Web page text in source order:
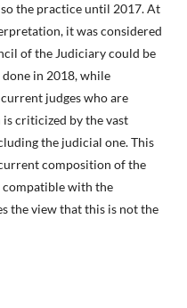
the practice until 2017. At
it was considered
of the Judiciary could be
done in 2018, while
judges who are
criticized by the vast
the judicial one. This
composition of the
with the
the view that this is not the